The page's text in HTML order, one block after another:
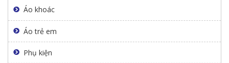
Áo khoác
Áo trẻ em
Phụ kiện